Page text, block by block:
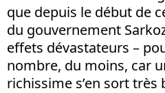
que depuis le début de
du gouvernement
effets dévastateurs –
nombre, du moins, car
richissime s’en sort très